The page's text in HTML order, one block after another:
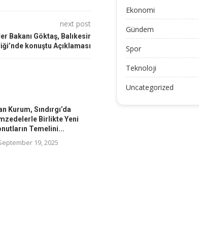
next post
Bakanı Göktaş, Balıkesir
konuştu Açıklaması
Kurum, Sındırgı’da
Birlikte Yeni
Temelini...
19, 2025
Ekonomi
Gündem
Spor
Teknoloji
Uncategorized